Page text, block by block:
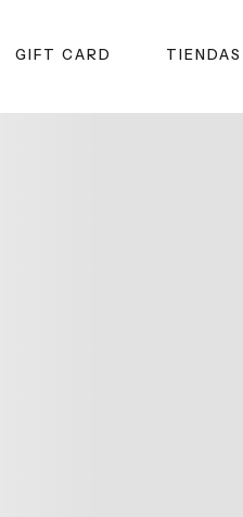
GIFT CARD TIENDAS